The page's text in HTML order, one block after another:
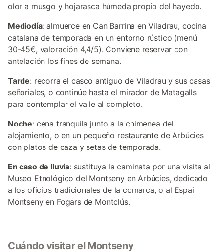
olor a musgo y hojarasca húmeda propio del hayedo.
Mediodía: almuerce en Can Barrina en Viladrau, cocina
catalana de temporada en un entorno rústico (menú
30-45€, valoración 4,4/5). Conviene reservar con
antelación los fines de semana.
Tarde: recorra el casco antiguo de Viladrau y sus casas
señoriales, o continúe hasta el mirador de Matagalls
para contemplar el valle al completo.
Noche: cena tranquila junto a la chimenea del
alojamiento, o en un pequeño restaurante de Arbúcies
con platos de caza y setas de temporada.
En caso de lluvia: sustituya la caminata por una visita al
Museo Etnológico del Montseny en Arbúcies, dedicado
a los oficios tradicionales de la comarca, o al Espai
Montseny en Fogars de Montclús.
Cuándo visitar el Montseny